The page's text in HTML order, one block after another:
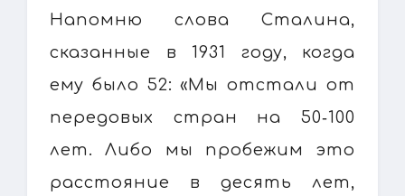
Напомню слова Сталина,
сказанные в 1931 году, когда
ему было 52: «Мы отстали от
передовых стран на 50‑100
лет. Либо мы пробежим это
расстояние в десять лет,